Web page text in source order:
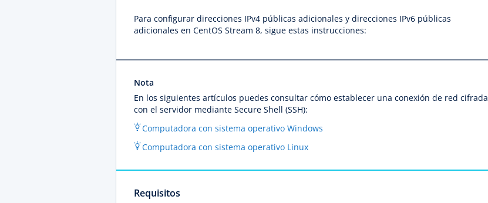
Para configurar direcciones IPv4 públicas adicionales y direcciones IPv6 públicas
adicionales en CentOS Stream 8, sigue estas instrucciones:
Nota
En los siguientes artículos puedes consultar cómo establecer una conexión de red cifrada
con el servidor mediante Secure Shell (SSH):
Computadora con sistema operativo Windows
Computadora con sistema operativo Linux
Requisitos